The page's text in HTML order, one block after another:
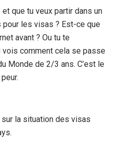
que tu veux partir dans un
les visas ? Est-ce que
avant ? Ou tu te
comment cela se passe
Monde de 2/3 ans. C’est le
la situation des visas